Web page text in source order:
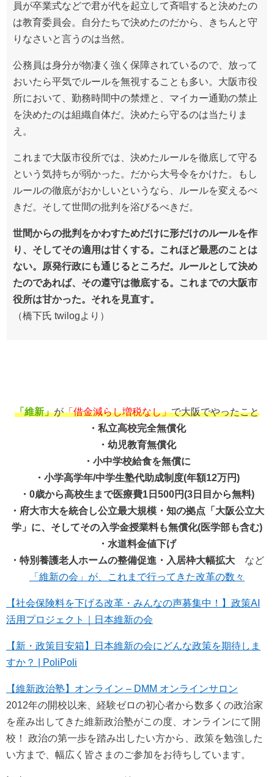
員が卒業式などで君が代を起立して斉唱すると決めたの
は教育委員会。自分たちで決めたのだから、きちんと守
りなさいと言うのは当然。
公務員は身分が物凄く強く保障されているので、放って
おいたら平気でルールを無視することも多い。大阪市役
所において、勤務時間中の禁煙と、マイカー通勤の禁止
を決めたのは組織自体だ。決めたら守るのは当たりま
え。
これまで大阪市役所では、決めたルールを徹底して守る
という気持ちが弱かった。だから大号令をかけた。もし
ルールの徹底がおかしいというなら、ルールを変えるべ
きだ。そして世間の批判を浴びるべきだ。
世間からの批判をかわすためだけに形だけのルールを作
り、そしてその適用は甘くする。これほど最悪のことは
ない。原発行政にも通じるところだ。ルールとして決め
たのであれば、その遵守は徹底する。これまでの大阪市
役所は甘かった。それを見直す。
（橋下氏 twilogより）
「維新」が「借金減らし増税なし」で大阪でやったこと
・私立高校完全無償化
・幼児教育無償化
・小中学校給食を無償に
・小学高学年/中学生塾代助成制度(年額12万円)
・0歳から高校生まで医療費1日500円(3日目から無料)
・府大市大を統合し公立最大規模・知の拠点「大阪公立大
学」に、そしてその入学金授業料も無償化(医学部も含む)
・水道料金値下げ
・特別養護老人ホームの整備促進・入居枠大幅拡大 など
「維新の会」が、これまで行ってきた改革の数々
【社会保険料を下げる改革・みんなの声募集中！】政策AI
活用プロジェクト｜日本維新の会
【新・政策目安箱】日本維新の会にどんな政策を期待しま
すか？ | PoliPoli
【維新政治塾】オンライン – DMM オンラインサロン
2012年の開校以来、経験ゼロの初心者から数多くの政治家
を産み出してきた維新政治塾がこの度、オンラインにて開
校！ 政治の第一歩を踏み出したい方から、政策を勉強した
い方まで、幅広く皆さまのご参加をお待ちしています。